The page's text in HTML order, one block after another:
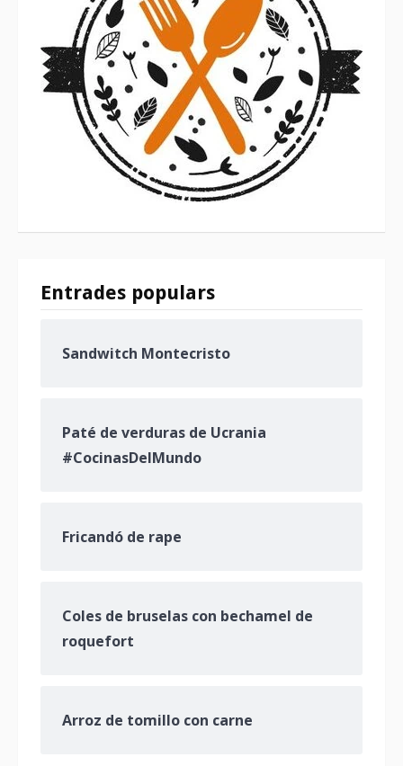
Entrades populars
Sandwitch Montecristo
Paté de verduras de Ucrania
#CocinasDelMundo
Fricandó de rape
Coles de bruselas con bechamel de
roquefort
Arroz de tomillo con carne